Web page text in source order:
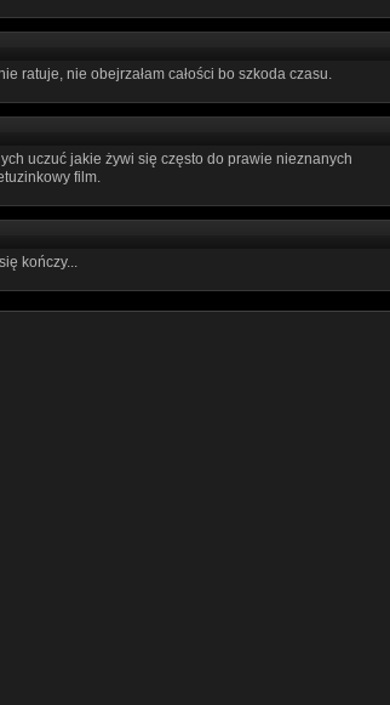
ratuje, nie obejrzałam całości bo szkoda czasu.
uczuć jakie żywi się często do prawie nieznanych
film.
kończy...